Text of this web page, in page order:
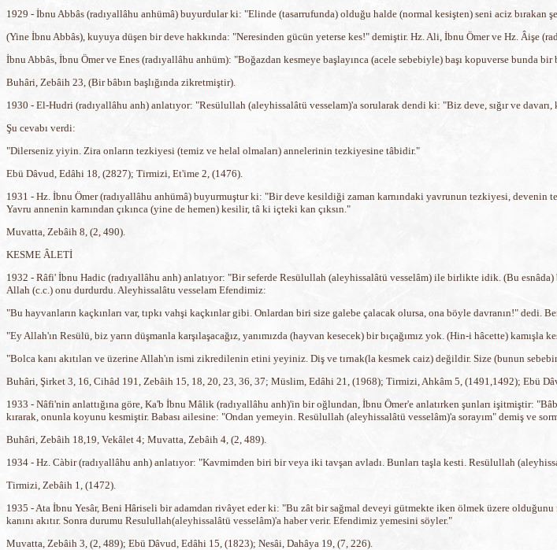
1929 - İbnu Abbâs (radıyallâhu anhümâ) buyurdular ki: "Elinde (tasarrufunda) olduğu halde (normal kesişten) seni aciz bırakan
(Yine İbnu Abbâs), kuyuya düşen bir deve hakkında: "Neresinden gücün yeterse kes!" demiştir. Hz. Ali, İbnu Ömer ve Hz. Âişe
İbnu Abbâs, İbnu Ömer ve Enes (radıyallâhu anhüm): "Boğazdan kesmeye başlayınca (acele sebebiyle) başı kopuverse bunda
Buhâri, Zebâih 23, (Bir bâbın başlığında zikretmiştir).
1930 - El-Hudri (radıyallâhu anh) anlatıyor: "Resülullah (aleyhissalâtü vesselam)'a sorularak dendi ki: "Biz deve, sığır ve
Şu cevabı verdi:
"Dilerseniz yiyin. Zira onların tezkiyesi (temiz ve helal olmaları) annelerinin tezkiyesine tâbidir."
Ebü Dâvud, Edâhi 18, (2827); Tirmizi, Et'ime 2, (1476).
1931 - Hz. İbnu Ömer (radıyallâhu anhümâ) buyurmuştur ki: "Bir deve kesildiği zaman karnındaki yavrunun tezkiyesi,
Yavru annenin karnından çıkınca (yine de hemen) kesilir, tâ ki içteki kan çıksın."
Muvatta, Zebâih 8, (2, 490).
KESME ÂLETİ
1932 - Râfi' İbnu Hadic (radıyallâhu anh) anlatıyor: "Bir seferde Resülullah (aleyhissalâtü vesselâm) ile birlikte idik. (Bu
Allah (c.c.) onu durdurdu. Aleyhissalâtu vesselam Efendimiz:
"Bu hayvanların kaçkınları var, tıpkı vahşi kaçkınlar gibi. Onlardan biri size galebe çalacak olursa, ona böyle davranın!" dedi.
"Ey Allah'ın Resülü, biz yarın düşmanla karşılaşacağız, yanımızda (hayvan kesecek) bir bıçağımız yok. (Hin-i hâcette) kamışla
"Bolca kanı akıtılan ve üzerine Allah'ın ismi zikredilenin etini yeyiniz. Diş ve tırnak(la kesmek caiz) değildir. Size (bunun
Buhâri, Şirket 3, 16, Cihâd 191, Zebâih 15, 18, 20, 23, 36, 37; Müslim, Edâhi 21, (1968); Tirmizi, Ahkâm 5, (1491,1492); Ebü
1933 - Nâfi'nin anlattığına göre, Ka'b İbnu Mâlik (radıyallâhu anh)'in bir oğlundan, İbnu Ömer'e anlatırken şunları işitmiştir:
kırarak, onunla koyunu kesmiştir. Babası ailesine: "Ondan yemeyin. Resülullah (aleyhissalâtü vesselâm)'a sorayım" demiş ve
Buhâri, Zebâih 18,19, Vekâlet 4; Muvatta, Zebâih 4, (2, 489).
1934 - Hz. Càbir (radıyallâhu anh) anlatıyor: "Kavmimden biri bir veya iki tavşan avladı. Bunları taşla kesti. Resülullah
Tirmizi, Zebâih 1, (1472).
1935 - Ata İbnu Yesâr, Beni Hâriseli bir adamdan rivâyet eder ki: "Bu zât bir sağmal deveyi gütmekte iken ölmek üzere
kanını akıtır. Sonra durumu Resulullah(aleyhissalâtü vesselâm)'a haber verir. Efendimiz yemesini söyler."
Muvatta, Zebâih 3, (2, 489); Ebü Dâvud, Edâhi 15, (1823); Nesâi, Dahâya 19, (7, 226).